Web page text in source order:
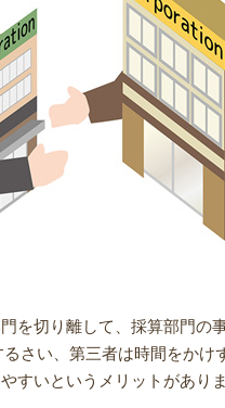
を切り離して、採算部門の
さい、第三者は時間をかけ
すいというメリットがありま